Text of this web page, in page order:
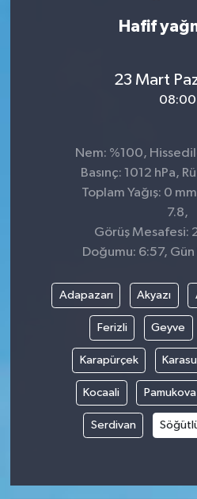
Hafif
23 Mart
08:00
Nem: %100,
Basınç: 1012 hPa,
Toplam Yağış: 0
7.8,
Görüş Mesafesi:
Doğumu: 6:57, Gün
Adapazarı Akyazı
Ferizli Geyve
Karapürçek Karasu
Kocaali Pamukova
Serdivan